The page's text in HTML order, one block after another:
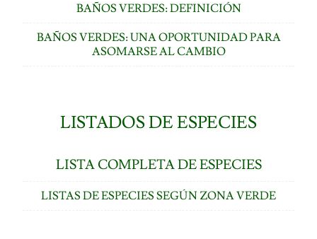
BAÑOS VERDES: DEFINICIÓN
BAÑOS VERDES: UNA OPORTUNIDAD PARA
ASOMARSE AL CAMBIO
LISTADOS DE ESPECIES
LISTA COMPLETA DE ESPECIES
LISTAS DE ESPECIES SEGÚN ZONA VERDE